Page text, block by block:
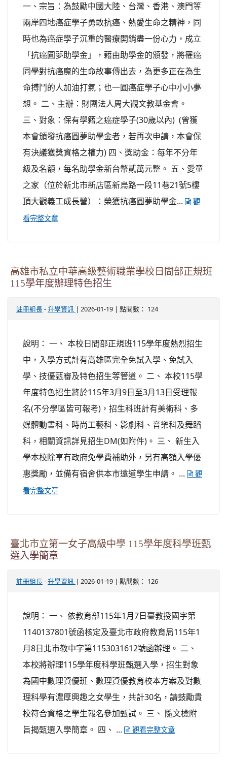
一、宗旨：為鼓勵中國大陸、台灣、香港、澳門等
兩岸四地癌症學子勇敢抗癌、熱愛生命之精神，同
時也為癌症學子沉重的醫療開銷盡一份心力，成立
「抗癌圓夢助學金」，藉由助學金的頒發，將罹癌
同學對抗癌魔的生命故事傳出去，為更多正在為生
命搏鬥的人加油打氣；也一圓癌症學子心中小小夢
想。 二、主辦：財團法人周大觀文教基金會。
三、對象：保有學籍之癌症學子(30歲以內) (曾獲
本會頒發抗癌圓夢助學金者，若再次申請，本會保
有決議獲獎資格之權力) 四、獎助金：每年不分年
級及名額，每名助學金新台幣貳萬元整。 五、愛童
之家（位於新北市新店區新烏路一段11巷21號5樓
頂大觀義工成長營）：榮獲抗癌圓夢助學金...
觀
看完整文章
高雄市私立中華高級藝術職業學校日間部正規班
115學年度辦理特色招生
註冊組長 - 升學資訊 | 2026-01-19 | 點閱數： 124
說明： 一、 本校日間部正規班115學年度熱烈招生
中，入學方式計有高雄區完全免試入學、免試入
學、技優甄審及特色招生等管道。 二、 本校115學
年度特色招生將於115年3月9日至3月13日受理報
名(不分學區皆可報考)，招生科班計有美術科、多
媒體動畫科、時尚工藝科、影劇科、音樂科及舞蹈
科，相關資訊詳見招生DM(如附件)。 三、 新生入
學本校除享有政府免學費補助外，另有高額入學優
惠獎勵，並備有宿舍供本市遠道學生申請。 ...
觀
看完整文章
臺北市立第一女子高級中學 115學年度科學班甄
選入學簡章
註冊組長 - 升學資訊 | 2026-01-19 | 點閱數： 126
說明： 一、 依教育部115年1月7日臺教授國字第
1140137801號函核定及臺北市政府教育局115年1
月8日北市教中字第1153031612號函辦理。 二、
本校將辦理115學年度科學班甄選入學，招生對象
為國中數理資優班、數理資優教育校本方案及對數
理科學有濃厚興趣之女學生，共計30名，請鼓勵貴
校符合資格之學生報名參加甄試。 三、 隨文檢附
旨揭甄選入學簡章。 四、 ...
觀看完整文章